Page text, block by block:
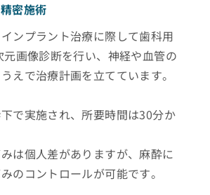
密施術
ンプラント治療に際して歯科用
元画像診断を行い、神経や血管の
えで治療計画を立てています。
で実施され、所要時間は30分か
は個人差がありますが、麻酔に
のコントロールが可能です。